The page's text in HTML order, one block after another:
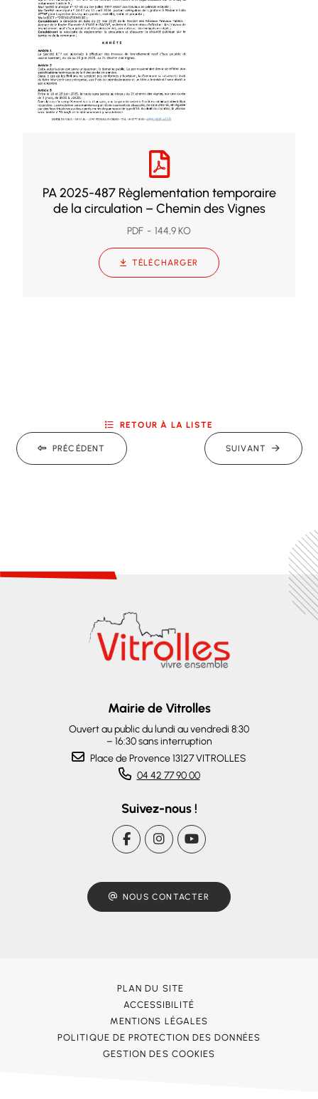
PA 2025-487 Règlementation temporaire
de la circulation – Chemin des Vignes
PDF 144,9 KO
TÉLÉCHARGER
PRÉCÉDENT
RETOUR À LA LISTE
SUIVANT
Mairie de Vitrolles
Ouvert au public du lundi au vendredi 8:30
– 16:30 sans interruption
Place de Provence 13127 VITROLLES
04 42 77 90 00
Suivez-nous !
NOUS CONTACTER
PLAN DU SITE
ACCESSIBILITÉ
MENTIONS LÉGALES
POLITIQUE DE PROTECTION DES DONNÉES
GESTION DES COOKIES